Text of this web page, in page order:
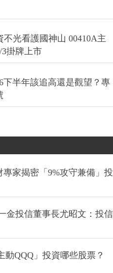
光看護國神山 00410A主
掛牌上市
下半年該追高還是觀望？專
家揭密「9%攻守兼備」投
金投信董事長尤昭文：投信
動QQQ」投資哪些股票？